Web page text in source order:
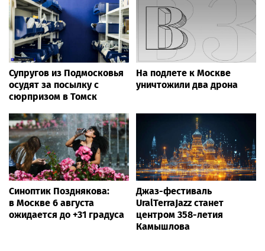
Супругов из Подмосковья
осудят за посылку с
сюрпризом в Томск
На подлете к Москве
уничтожили два дрона
Синоптик Позднякова:
в Москве 6 августа
ожидается до +31 градуса
Джаз-фестиваль
UralTerraJazz станет
центром 358-летия
Камышлова